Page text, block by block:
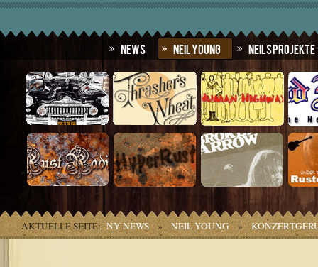
News Neil Young Neils Projekte
AKTUELLE SEITE: NY NEWS » NEIL YOUNG »